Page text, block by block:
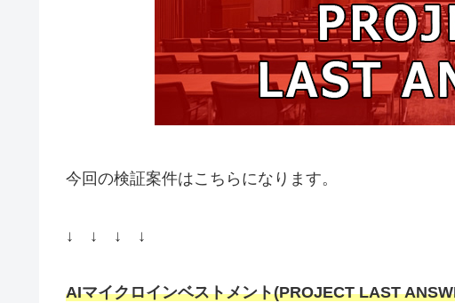
今回の検証案件はこちらになります。
↓ ↓ ↓ ↓
AIマイクロインベストメント(PROJECT LAST